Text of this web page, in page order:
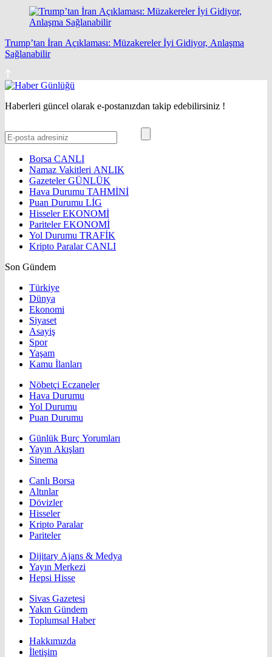
Trump’tan İran Açıklaması: Müzakereler İyi Gidiyor, Anlaşma
Sağlanabilir
Haberleri güncel olarak e-postanızdan takip edebilirsiniz !
Borsa CANLI
Namaz Vakitleri ANLIK
GazetelerGÜNLÜK
Hava Durumu TAHMİNİ
Puan Durumu LİG
HisselerEKONOMİ
ParitelerEKONOMİ
Yol Durumu TRAFİK
Kripto ParalarCANLI
Son Gündem
Türkiye
Dünya
Ekonomi
Siyaset
Asayiş
Spor
Yaşam
Kamu İlanları
Nöbetçi Eczaneler
Hava Durumu
Yol Durumu
Puan Durumu
Günlük Burç Yorumları
Yayın Akışları
Sinema
Canlı Borsa
Altınlar
Dövizler
Hisseler
Kripto Paralar
Pariteler
Dijitary Ajans & Medya
Yayın Merkezi
Hepsi Hisse
Sivas Gazetesi
Yakın Gündem
Toplumsal Haber
Hakkımızda
İletişim